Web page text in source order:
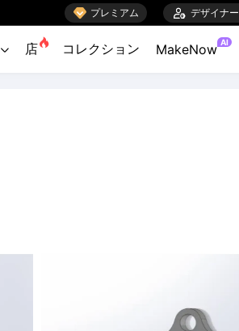
 プレミアム  デザイナー
 店 コレクション MakeNow AI